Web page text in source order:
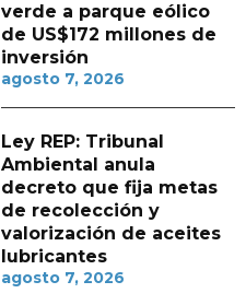
verde a parque eólico
de US$172 millones de
inversión
agosto 7, 2026
Ley REP: Tribunal
Ambiental anula
decreto que fija metas
de recolección y
valorización de aceites
lubricantes
agosto 7, 2026